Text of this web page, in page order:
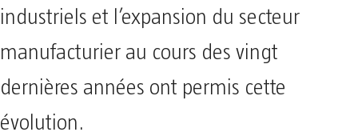
industriels et l’expansion du secteur
manufacturier au cours des vingt
dernières années ont permis cette
évolution.